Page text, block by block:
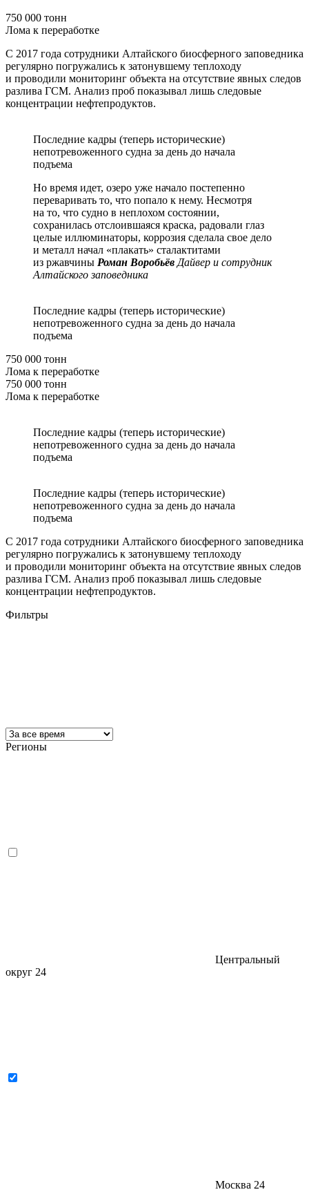
750 000 тонн
Лома к переработке
С 2017 года сотрудники Алтайского биосферного заповедника
регулярно погружались к затонувшему теплоходу
и проводили мониторинг объекта на отсутствие явных следов
разлива ГСМ. Анализ проб показывал лишь следовые
концентрации нефтепродуктов.
Последние кадры (теперь исторические)
непотревоженного судна за день до начала
подъема
Но время идет, озеро уже начало постепенно
переваривать то, что попало к нему. Несмотря
на то, что судно в неплохом состоянии,
сохранилась отслоившаяся краска, радовали глаз
целые иллюминаторы, коррозия сделала свое дело
и металл начал «плакать» сталактитами
из ржавчины Роман Воробьёв Дайвер и сотрудник
Алтайского заповедника
Последние кадры (теперь исторические)
непотревоженного судна за день до начала
подъема
750 000 тонн
Лома к переработке
750 000 тонн
Лома к переработке
Последние кадры (теперь исторические)
непотревоженного судна за день до начала
подъема
Последние кадры (теперь исторические)
непотревоженного судна за день до начала
подъема
С 2017 года сотрудники Алтайского биосферного заповедника
регулярно погружались к затонувшему теплоходу
и проводили мониторинг объекта на отсутствие явных следов
разлива ГСМ. Анализ проб показывал лишь следовые
концентрации нефтепродуктов.
Фильтры
Регионы
Центральный
округ 24
Москва 24